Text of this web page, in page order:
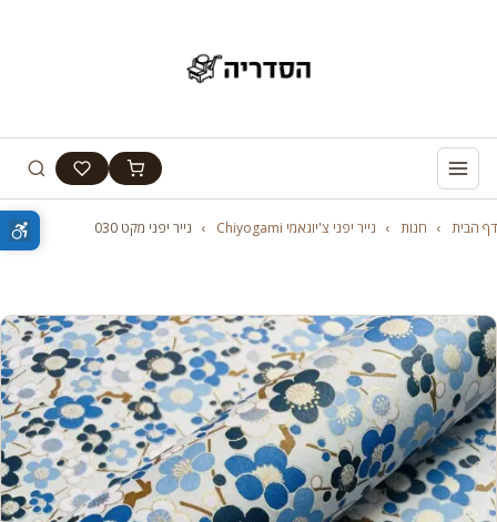
דף הבית › חנות › נייר יפני צ'יוגאמי Chiyogami › נייר יפני מקט 030